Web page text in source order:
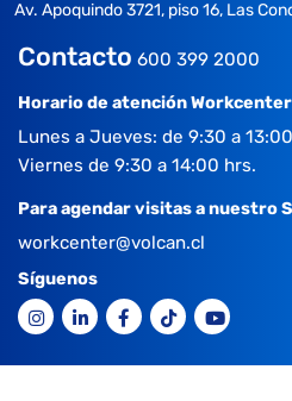
Av. Apoquindo 3721, piso 16, Las
Contacto 600 399 2000
Horario de atención
Lunes a Jueves: de 9:30 a
Viernes de 9:30 a 14:00 hrs.
Para agendar visitas a nuestro
workcenter@volcan.cl
Síguenos